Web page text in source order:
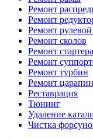
Ремонт
Ремонт
Ремонт
Ремонт сколов
Ремонт стартера
Ремонт
Ремонт турбин
Ремонт царапин
Реставрация
Тюнинг
Удаление
Чистка